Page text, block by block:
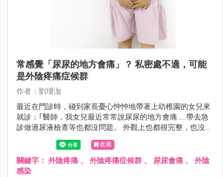
常感覺「尿尿的地方會痛」？ 私密處不適，可能
是外陰疼痛症候群
作者：劉璦泇
最近在門診時，碰到家長憂心忡忡地帶著上幼稚園的女兒來
就診：｢醫師，我女兒最近常常說尿尿的地方會痛......帶去急
診做過尿液檢查等也都沒問題。 外觀上也都很完整，也沒有
受傷......請問這樣到底是怎麼會回事？」
收藏
關鍵字： 外陰疼痛 、 外陰疼痛症候群 、 尿尿會痛 、 外陰
感染